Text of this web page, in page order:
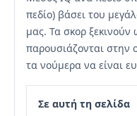
πεδίο) βάσει του
μας. Τα σκορ ξεκινούν
παρουσιάζονται στην
τα νούμερα να είναι
Σε αυτή τη σελίδα